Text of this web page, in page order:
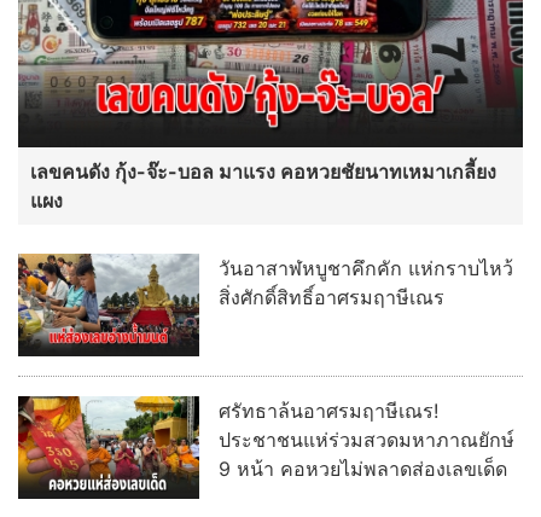
เลขคนดัง กุ้ง-จ๊ะ-บอล มาแรง คอหวยชัยนาทเหมาเกลี้ยง
แผง
วันอาสาฬหบูชาคึกคัก แห่กราบไหว้
สิ่งศักดิ์สิทธิ์อาศรมฤาษีเณร
ศรัทธาล้นอาศรมฤาษีเณร!
ประชาชนแห่ร่วมสวดมหาภาณยักษ์
9 หน้า คอหวยไม่พลาดส่องเลขเด็ด